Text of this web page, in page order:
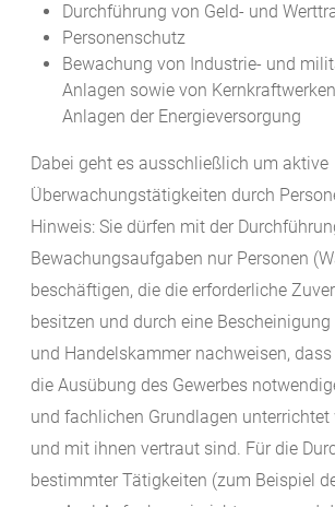
Durchführung von Geld- und
Personenschutz
Bewachung von Industrie- und
Anlagen sowie von
Anlagen der Energieversorgung
Dabei geht es ausschließlich um aktive
Überwachungstätigkeiten durch
Hinweis: Sie dürfen mit der
Bewachungsaufgaben nur Personen
beschäftigen, die die erforderliche
besitzen und durch eine
und Handelskammer nachweisen,
die Ausübung des Gewerbes
und fachlichen Grundlagen unterrichtet
und mit ihnen vertraut sind. Für die
bestimmter Tätigkeiten (zum Beispiel